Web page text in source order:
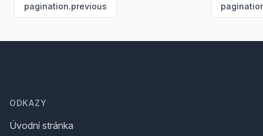
pagination.previous
ODKAZY
Úvodní stránka